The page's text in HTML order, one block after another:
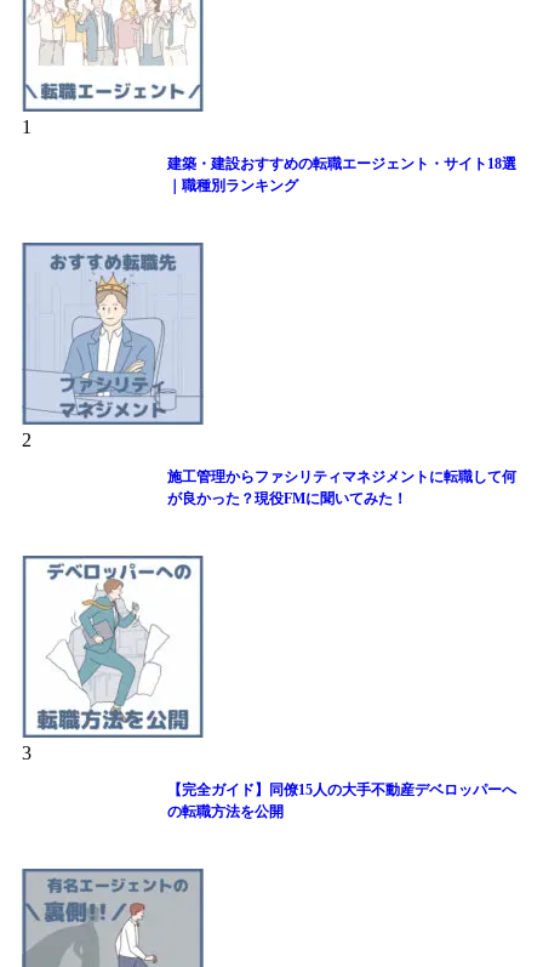
1
建築・建設おすすめの転職エージェント・サイト18選
｜職種別ランキング
2
施工管理からファシリティマネジメントに転職して何
が良かった？現役FMに聞いてみた！
3
【完全ガイド】同僚15人の大手不動産デベロッパーへ
の転職方法を公開